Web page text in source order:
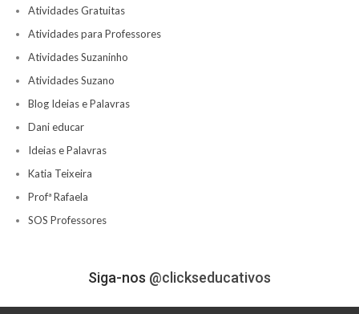
Atividades Gratuitas
Atividades para Professores
Atividades Suzaninho
Atividades Suzano
Blog Ideias e Palavras
Dani educar
Ideias e Palavras
Katia Teixeira
Profª Rafaela
SOS Professores
Siga-nos @clickseducativos